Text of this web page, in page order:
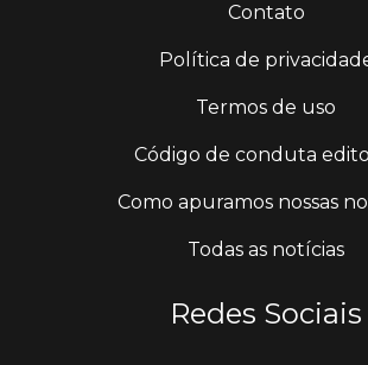
Contato
Política de
Termos de uso
Código de conduta
Como apuramos nossas
Todas as notícias
Redes Sociais